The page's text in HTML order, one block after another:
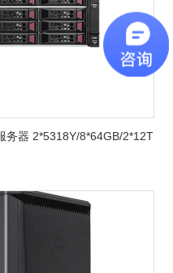
务器 2*5318Y/8*64GB/2*12T